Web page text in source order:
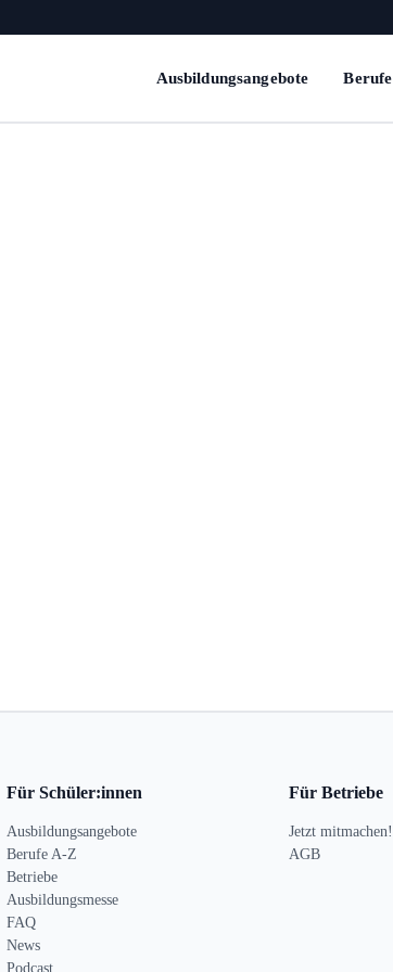
Ausbildungsangebote Berufe
Für Schüler:innen
Ausbildungsangebote
Berufe A-Z
Betriebe
Ausbildungsmesse
FAQ
News
Podcast
Für Betriebe
Jetzt mitmachen!
AGB